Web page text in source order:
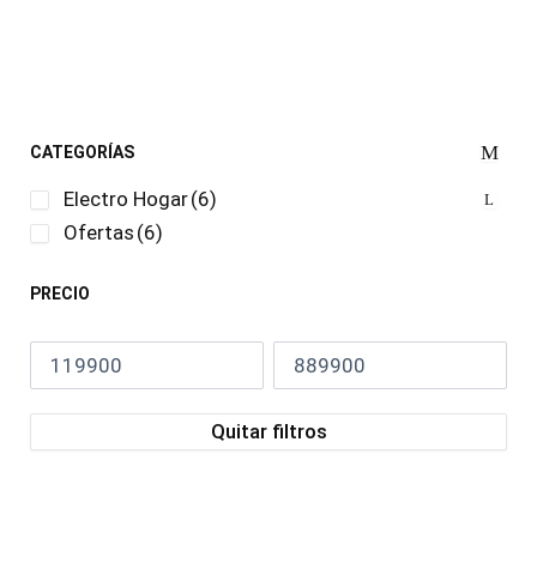
CATEGORÍAS
Electro Hogar(6)
Ofertas (6)
PRECIO
Quitar filtros